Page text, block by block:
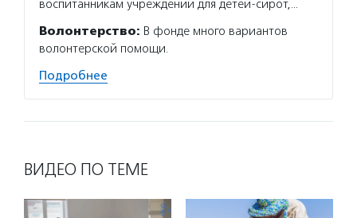
воспитанникам учреждений для детей-сирот,…
Волонтерство: В фонде много вариантов
волонтерской помощи.
Подробнее
ВИДЕО ПО ТЕМЕ